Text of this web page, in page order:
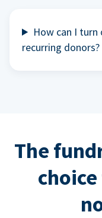
How can I
recurring donors?
The